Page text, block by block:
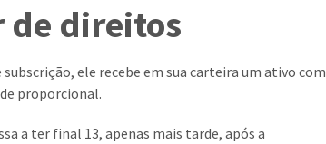
de direitos
ele recebe em sua carteira um ativo com
proporcional.
a ter final 13, apenas mais tarde, após a